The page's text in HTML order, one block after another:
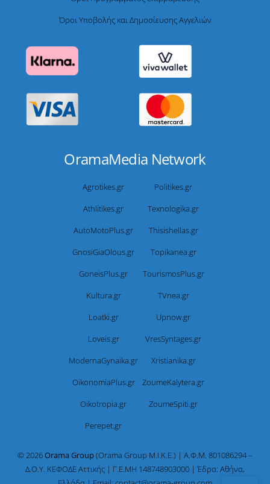
Όροι Υποβολής και Δημοσίευσης Αγγελιών
OramaMedia Network
Agrotikes.gr
Politikes.gr
Athlitikes.gr
Texnologika.gr
AutoMotoPlus.gr
Thisishellas.gr
GnosiGiaOlous.gr
Topikanea.gr
GoneisPlus.gr
TourismosPlus.gr
Kultura.gr
TVnea.gr
Loatki.gr
Upnow.gr
Loveis.gr
VresSyntages.gr
ModernaGynaika.gr
Xristianika.gr
OikonomiaPlus.gr
ZoumeKalytera.gr
Oikotropia.gr
ZoumeSpiti.gr
Perepet.gr
© 2026Orama Group(Orama Group Μ.Ι.Κ.Ε.) | Α.Φ.Μ. 801086294 –
Δ.Ο.Υ. ΚΕΦΟΔΕ Αττικής | Γ.Ε.ΜΗ 148748903000 | Έδρα: Αθήνα,